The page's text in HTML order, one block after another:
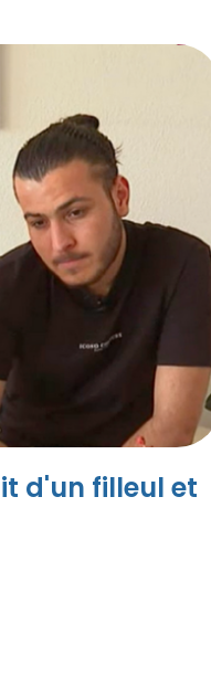
d'un filleul et